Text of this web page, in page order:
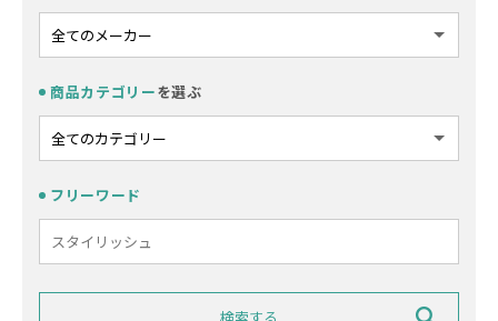
商品カテゴリーを選ぶ
フリーワード